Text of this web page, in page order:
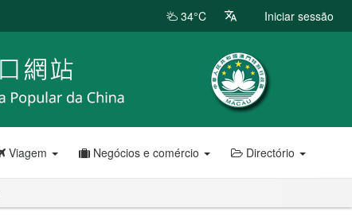
34°C Iniciar sessão
Viagem Negócios e comércio Directório